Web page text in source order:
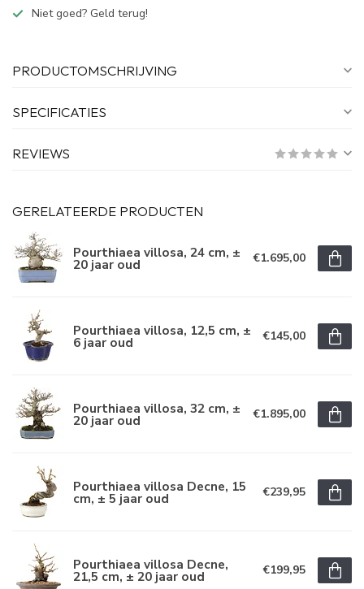
Niet goed? Geld terug!
PRODUCTOMSCHRIJVING
SPECIFICATIES
REVIEWS
GERELATEERDE PRODUCTEN
Pourthiaea villosa, 24 cm, ±
20 jaar oud €1.695,00
Pourthiaea villosa, 12,5 cm, ±
6 jaar oud €145,00
Pourthiaea villosa, 32 cm, ±
20 jaar oud €1.895,00
Pourthiaea villosa Decne, 15
cm, ± 5 jaar oud €239,95
Pourthiaea villosa Decne,
21,5 cm, ± 20 jaar oud €199,95